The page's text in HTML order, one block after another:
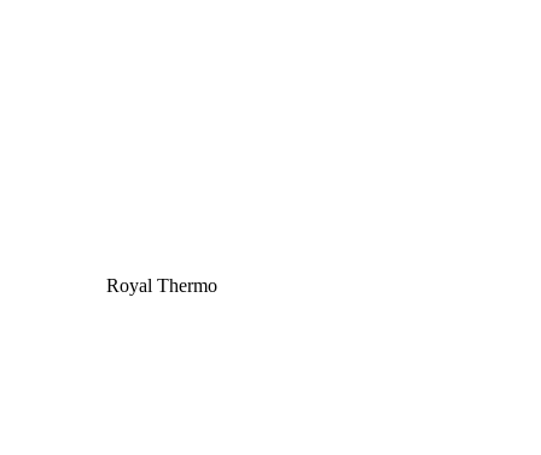
Royal Thermo